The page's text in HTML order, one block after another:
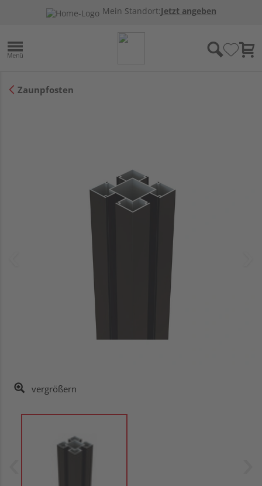
Mein Standort:Jetzt angeben
Zaunpfosten
vergrößern